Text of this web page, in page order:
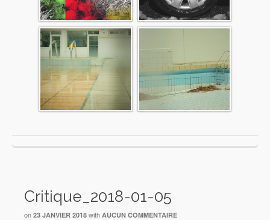
Critique_2018-01-05
on 23 JANVIER 2018 with AUCUN COMMENTAIRE